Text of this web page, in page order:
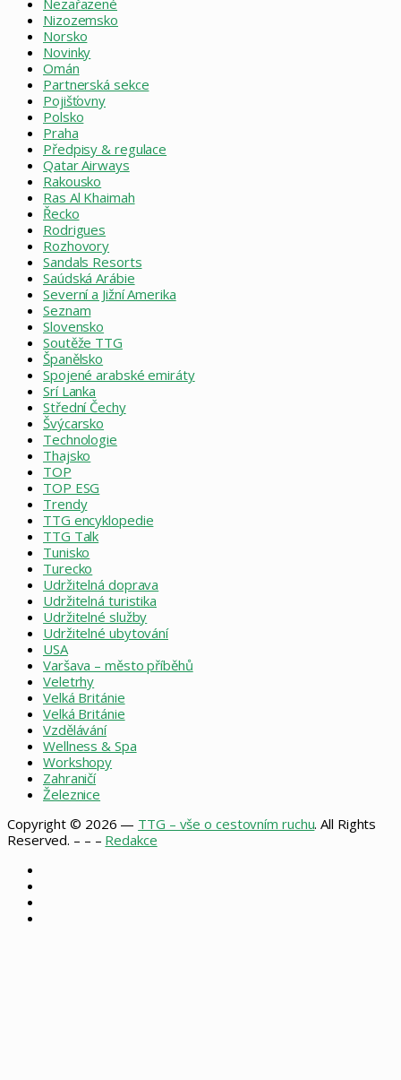
Nezařazené
Nizozemsko
Norsko
Novinky
Omán
Partnerská sekce
Pojišťovny
Polsko
Praha
Předpisy & regulace
Qatar Airways
Rakousko
Ras Al Khaimah
Řecko
Rodrigues
Rozhovory
Sandals Resorts
Saúdská Arábie
Severní a Jižní Amerika
Seznam
Slovensko
Soutěže TTG
Španělsko
Spojené arabské emiráty
Srí Lanka
Střední Čechy
Švýcarsko
Technologie
Thajsko
TOP
TOP ESG
Trendy
TTG encyklopedie
TTG Talk
Tunisko
Turecko
Udržitelná doprava
Udržitelná turistika
Udržitelné služby
Udržitelné ubytování
USA
Varšava – město příběhů
Veletrhy
Velká Británie
Velká Británie
Vzdělávání
Wellness & Spa
Workshopy
Zahraničí
Železnice
Copyright © 2026 — TTG – vše o cestovním ruchu. All Rights
Reserved. – – – Redakce